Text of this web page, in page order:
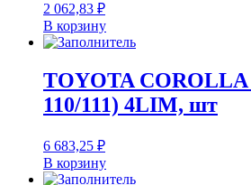
2 062,83 ₽
В корзину
TOYOTA
110/111) 4LIM, шт
6 683,25 ₽
В корзину